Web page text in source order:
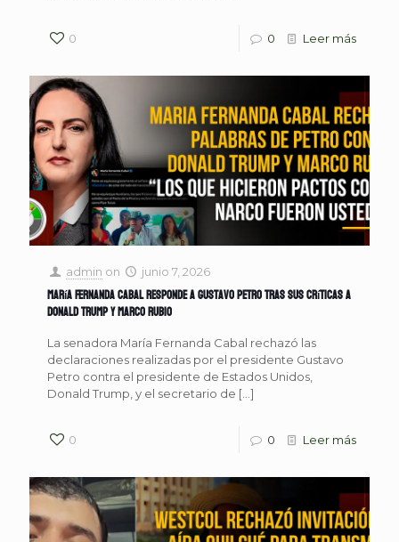
0 0 Leer más
admin on junio 7, 2026
María Fernanda Cabal responde a Gustavo Petro tras sus críticas a
Donald Trump y Marco Rubio
La senadora María Fernanda Cabal rechazó las
declaraciones realizadas por el presidente Gustavo
Petro contra el presidente de Estados Unidos,
Donald Trump, y el secretario de […]
0 0 Leer más